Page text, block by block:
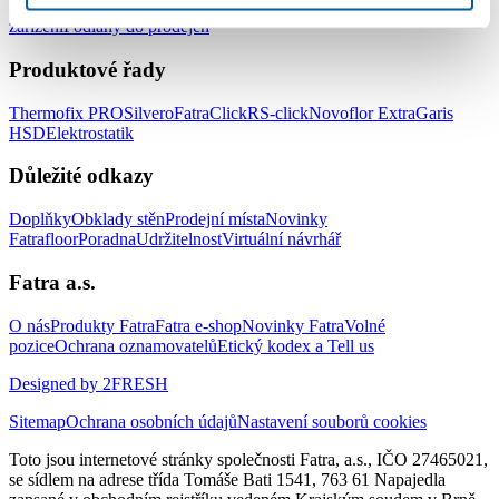
a zdravotnických zařízeníPodlahy do hotelů a ubytovacích
zařízeníPodlahy do prodejen
Produktové řady
Thermofix PROSilveroFatraClickRS-clickNovoflor ExtraGaris
HSDElektrostatik
Důležité odkazy
DoplňkyObklady stěnProdejní místaNovinky
FatrafloorPoradnaUdržitelnostVirtuální návrhář
Fatra a.s.
O násProdukty FatraFatra e-shopNovinky FatraVolné
poziceOchrana oznamovatelůEtický kodex a Tell us
Designed by 2FRESH
SitemapOchrana osobních údajůNastavení souborů cookies
Toto jsou internetové stránky společnosti Fatra, a.s., IČO 27465021,
se sídlem na adrese třída Tomáše Bati 1541, 763 61 Napajedla